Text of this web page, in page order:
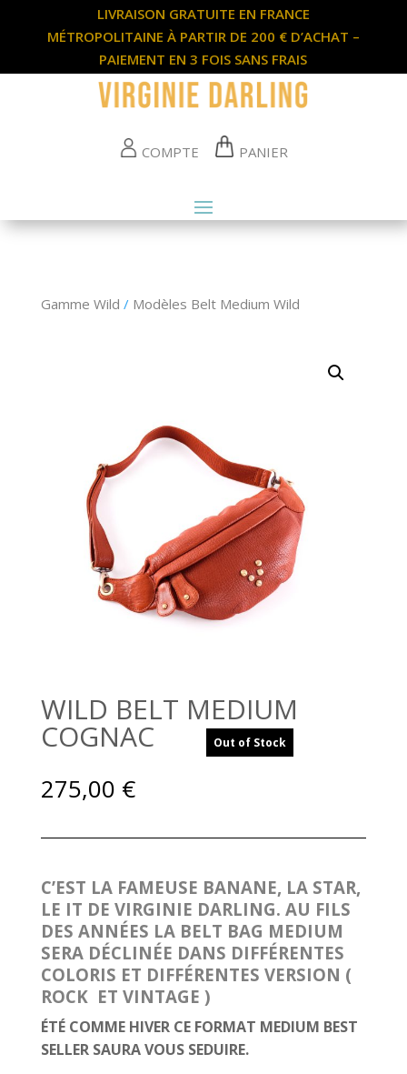
LIVRAISON GRATUITE EN FRANCE
MÉTROPOLITAINE À PARTIR DE 200 € D’ACHAT –
PAIEMENT EN 3 FOIS SANS FRAIS
COMPTE PANIER
Gamme Wild / Modèles Belt Medium Wild
WILD BELT MEDIUM
COGNAC
275,00 €
Out of Stock
C’EST LA FAMEUSE BANANE, LA STAR,
LE IT DE VIRGINIE DARLING. AU FILS
DES ANNÉES LA BELT BAG MEDIUM
SERA DÉCLINÉE DANS DIFFÉRENTES
COLORIS ET DIFFÉRENTES VERSION (
ROCK ET VINTAGE )
ÉTÉ COMME HIVER CE FORMAT MEDIUM BEST
SELLER SAURA VOUS SEDUIRE.